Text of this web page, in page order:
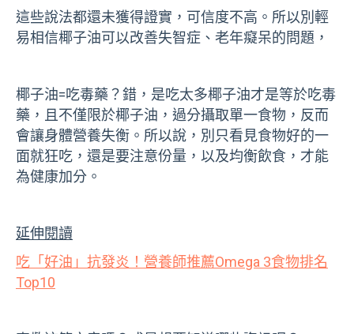
這些說法都還未獲得證實，可信度不高。所以別輕
易相信椰子油可以改善失智症、老年癡呆的問題，
椰子油=吃毒藥？錯，是吃太多椰子油才是等於吃毒
藥， 且不僅限於椰子油，過分攝取單一食物，反而
會讓身體營養失衡。所以說，別只看見食物好的一
面就狂吃，還是要注意份量，以及均衡飲食，才能
為健康加分。
延伸閱讀
吃「好油」抗發炎！營養師推薦Omega 3食物排名
Top10